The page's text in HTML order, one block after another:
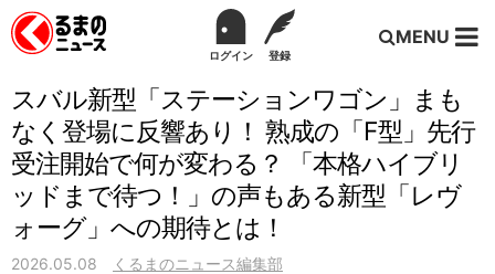
ログイン 登録
MENU
スバル新型「ステーションワゴン」まも
なく登場に反響あり！ 熟成の「F型」先行
受注開始で何が変わる？ 「本格ハイブリ
ッドまで待つ！」の声もある新型「レヴ
ォーグ」への期待とは！
2026.05.08 くるまのニュース編集部